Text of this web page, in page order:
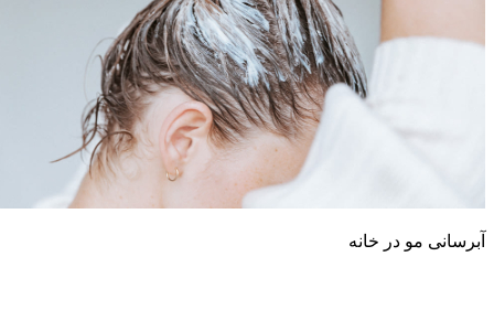
مو در خانه